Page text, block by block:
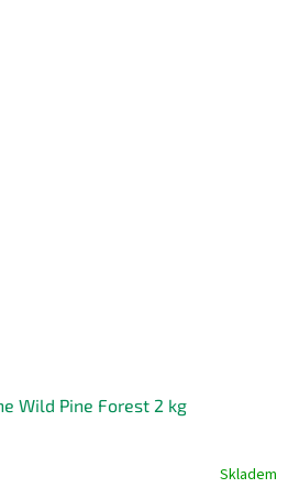
Wild Pine Forest 2 kg
Skladem